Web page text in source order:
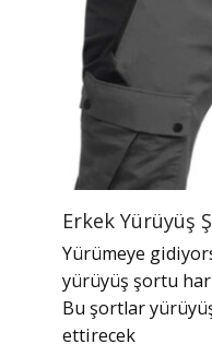
Erkek Yürüyüş
Yürümeye
yürüyüş şortu
Bu şortlar
ettirecek